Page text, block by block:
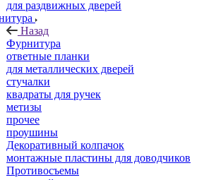
для раздвижных дверей
Назад
Фурнитура
ответные планки
для металлических дверей
стучалки
квадраты для ручек
метизы
прочее
проушины
Декоративный колпачок
монтажные пластины для доводчиков
Противосъемы